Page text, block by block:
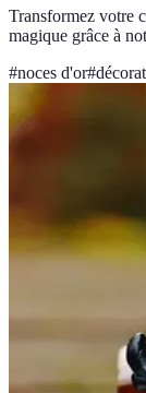
Transformez votre
magique grâce à
#noces d'or#